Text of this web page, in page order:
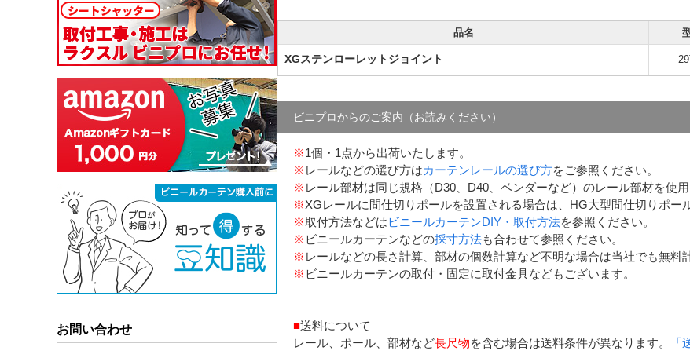
品名
XGステンローレットジョイント
ビニプロからのご案内（お読みください）
※1個・1点から出荷いたします。
※ レールなどの選び方はカーテンレールの選び方をご参照ください。
※ レール部材は同じ規格（D30、D40、ベンダーなど）のレール部材を使用
※XGレールに間仕切りポールを設置される場合は、HG大型間仕切りポー
※取付方法などはビニールカーテンDIY・取付方法を参照ください。
※ ビニールカーテンなどの採寸方法も合わせて参照ください。
※ レールなどの長さ計算、部材の個数計算など不明な場合は当社でも無料
※ ビニールカーテンの取付・固定に取付金具などもございます。
■送料について
レール、ポール、部材など長尺物を含む場合は送料条件が異なります。 「
お問い合わせ